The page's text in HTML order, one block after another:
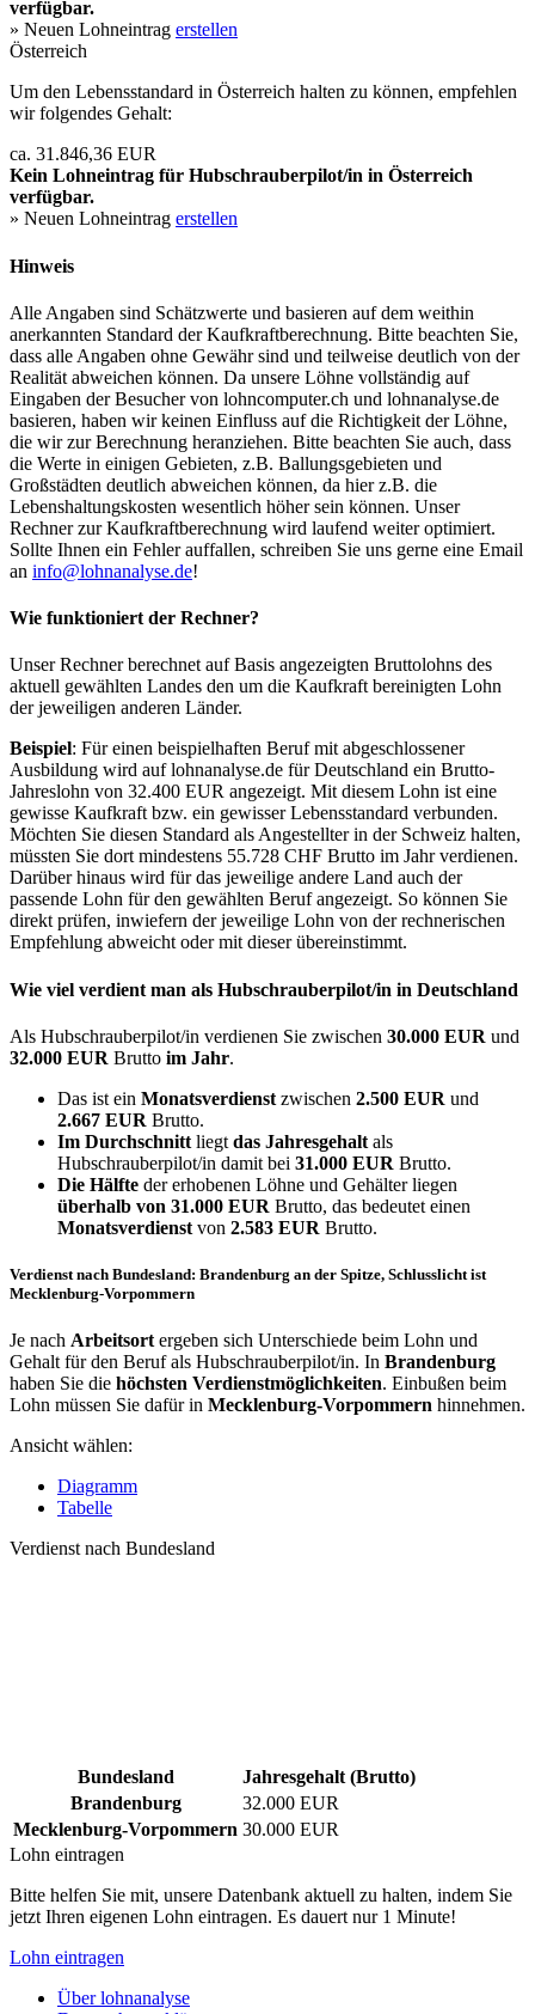
verfügbar.
» Neuen Lohneintrag erstellen
Österreich
Um den Lebensstandard in Österreich halten zu können, empfehlen
wir folgendes Gehalt:
ca. 31.846,36 EUR
Kein Lohneintrag für Hubschrauberpilot/in in Österreich
verfügbar.
» Neuen Lohneintrag erstellen
Hinweis
Alle Angaben sind Schätzwerte und basieren auf dem weithin
anerkannten Standard der Kaufkraftberechnung. Bitte beachten Sie,
dass alle Angaben ohne Gewähr sind und teilweise deutlich von der
Realität abweichen können. Da unsere Löhne vollständig auf
Eingaben der Besucher von lohncomputer.ch und lohnanalyse.de
basieren, haben wir keinen Einfluss auf die Richtigkeit der Löhne,
die wir zur Berechnung heranziehen. Bitte beachten Sie auch, dass
die Werte in einigen Gebieten, z.B. Ballungsgebieten und
Großstädten deutlich abweichen können, da hier z.B. die
Lebenshaltungskosten wesentlich höher sein können. Unser
Rechner zur Kaufkraftberechnung wird laufend weiter optimiert.
Sollte Ihnen ein Fehler auffallen, schreiben Sie uns gerne eine Email
an info@lohnanalyse.de!
Wie funktioniert der Rechner?
Unser Rechner berechnet auf Basis angezeigten Bruttolohns des
aktuell gewählten Landes den um die Kaufkraft bereinigten Lohn
der jeweiligen anderen Länder.
Beispiel: Für einen beispielhaften Beruf mit abgeschlossener
Ausbildung wird auf lohnanalyse.de für Deutschland ein Brutto-
Jahreslohn von 32.400 EUR angezeigt. Mit diesem Lohn ist eine
gewisse Kaufkraft bzw. ein gewisser Lebensstandard verbunden.
Möchten Sie diesen Standard als Angestellter in der Schweiz halten,
müssten Sie dort mindestens 55.728 CHF Brutto im Jahr verdienen.
Darüber hinaus wird für das jeweilige andere Land auch der
passende Lohn für den gewählten Beruf angezeigt. So können Sie
direkt prüfen, inwiefern der jeweilige Lohn von der rechnerischen
Empfehlung abweicht oder mit dieser übereinstimmt.
Wie viel verdient man als Hubschrauberpilot/in in Deutschland
Als Hubschrauberpilot/in verdienen Sie zwischen 30.000 EUR und
32.000 EUR Brutto im Jahr.
Das ist ein Monatsverdienst zwischen 2.500 EUR und
2.667 EUR Brutto.
Im Durchschnitt liegt das Jahresgehalt als
Hubschrauberpilot/in damit bei 31.000 EUR Brutto.
Die Hälfte der erhobenen Löhne und Gehälter liegen
überhalb von 31.000 EUR Brutto, das bedeutet einen
Monatsverdienst von 2.583 EUR Brutto.
Verdienst nach Bundesland: Brandenburg an der Spitze, Schlusslicht ist
Mecklenburg-Vorpommern
Je nach Arbeitsort ergeben sich Unterschiede beim Lohn und
Gehalt für den Beruf als Hubschrauberpilot/in. In Brandenburg
haben Sie die höchsten Verdienstmöglichkeiten. Einbußen beim
Lohn müssen Sie dafür in Mecklenburg-Vorpommern hinnehmen.
Ansicht wählen:
Diagramm
Tabelle
Verdienst nach Bundesland
Bundesland
Jahresgehalt (Brutto)
Brandenburg
32.000 EUR
Mecklenburg-Vorpommern 30.000 EUR
Lohn eintragen
Bitte helfen Sie mit, unsere Datenbank aktuell zu halten, indem Sie
jetzt Ihren eigenen Lohn eintragen. Es dauert nur 1 Minute!
Lohn eintragen
Über lohnanalyse